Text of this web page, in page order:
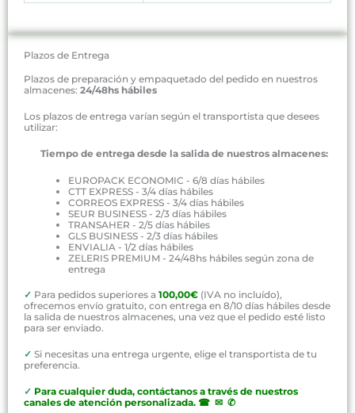
Plazos de Entrega
Plazos de preparación y empaquetado del pedido en nuestros
almacenes: 24/48hs hábiles
Los plazos de entrega varían según el transportista que desees
utilizar:
Tiempo de entrega desde la salida de nuestros almacenes:
EUROPACK ECONOMIC - 6/8 días hábiles
CTT EXPRESS - 3/4 días hábiles
CORREOS EXPRESS - 3/4 días hábiles
SEUR BUSINESS - 2/3 días hábiles
TRANSAHER - 2/5 días hábiles
GLS BUSINESS - 2/3 días hábiles
ENVIALIA - 1/2 días hábiles
ZELERIS PREMIUM - 24/48hs hábiles según zona de
entrega
✓ Para pedidos superiores a 100,00€ (IVA no incluído),
ofrecemos envío gratuito, con entrega en 8/10 días hábiles desde
la salida de nuestros almacenes, una vez que el pedido esté listo
para ser enviado.
✓ Si necesitas una entrega urgente, elige el transportista de tu
preferencia.
✓ Para cualquier duda, contáctanos a través de nuestros
canales de atención personalizada. ☎ ✉ ✆